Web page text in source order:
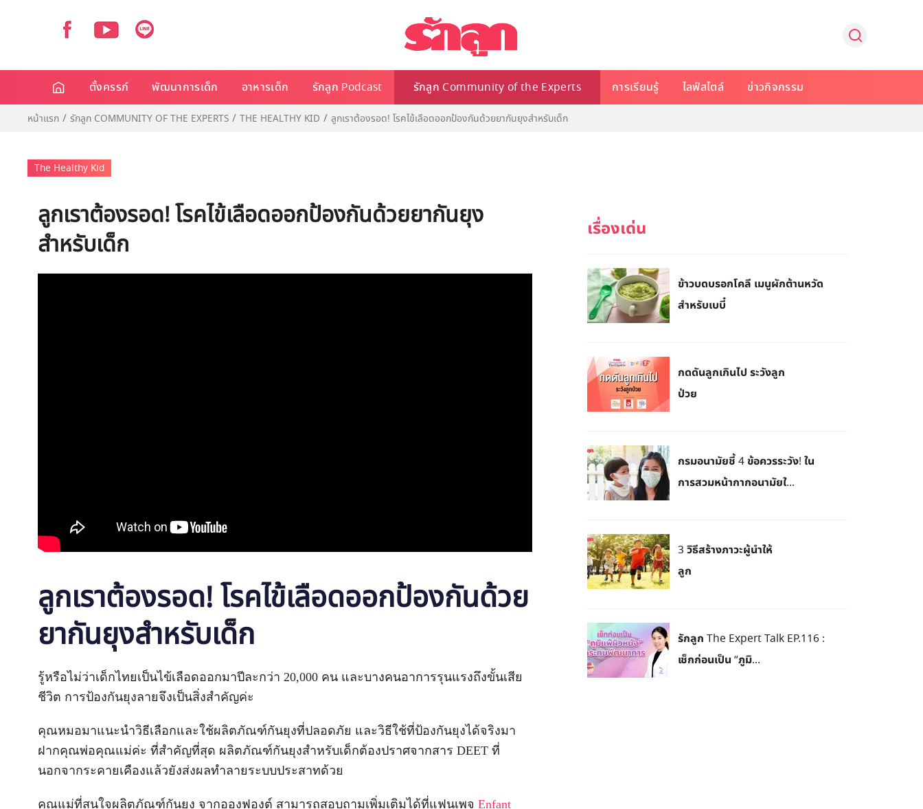
ตั้งครรภ์ พัฒนาการเด็ก อาหารเด็ก รักลูก Podcast รักลูก Community of the Experts การเรียนรู้ ไลฟ์สไตล์ ข่าวกิจกรรม
หน้าแรก รักลูก COMMUNITY OF THE EXPERTS THE HEALTHY KID ลูกเราต้องรอด! โรคไข้เลือดออกป้องกันด้วยยากันยุงสำหรับเด็ก
The Healthy Kid
ลูกเราต้องรอด! โรคไข้เลือดออกป้องกันด้วยยากันยุง
สำหรับเด็ก
ลูกเราต้องรอด! โรคไข้เลือดออกป้องกันด้วย
ยากันยุงสำหรับเด็ก
รู้หรือไม่ว่าเด็กไทยเป็นไข้เลือดออกมาปีละกว่า 20,000 คน และบางคนอาการรุนแรงถึงขั้นเสีย
ชีวิต การป้องกันยุงลายจึงเป็นสิ่งสำคัญค่ะ
คุณหมอมาแนะนำวิธีเลือกและใช้ผลิตภัณฑ์กันยุงที่ปลอดภัย และวิธีใช้ที่ป้องกันยุงได้จริงมา
ฝากคุณพ่อคุณแม่ค่ะ ที่สำคัญที่สุด ผลิตภัณฑ์กันยุงสำหรับเด็กต้องปราศจากสาร DEET ที่
นอกจากระคายเคืองแล้วยังส่งผลทำลายระบบประสาทด้วย
คุณแม่ที่สนใจผลิตภัณฑ์กันยุง จากอองฟองต์ สามารถสอบถามเพิ่มเติมได้ที่แฟนเพจ Enfant
ข้าวบดบรอกโคลี เมนูผักต้านหวัด
สำหรับเบบี๋
กดดันลูกเกินไป ระวังลูก
ป่วย
กรมอนามัยชี้ 4 ข้อควรระวัง! ใน
การสวมหน้ากากอนามัยใ...
3 วิธีสร้างภาวะผู้นำให้
ลูก
รักลูก The Expert Talk EP.116 :
เช็กก่อนเป็น “ภูมิ...